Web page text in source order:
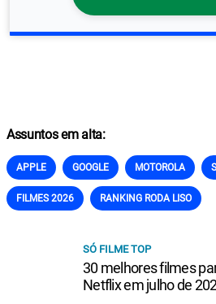
Assuntos em alta:
APPLE GOOGLE MOTOROLA
FILMES 2026 RANKING RODA LISO
SÓ FILME TOP
30 melhores filmes
Netflix em julho de